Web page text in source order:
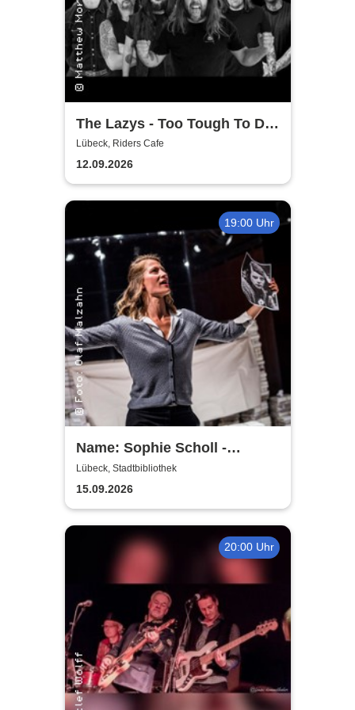
The Lazys - Too Tough To Die
Tour 2026
Lübeck, Riders Cafe
12.09.2026
19:00 Uhr
Name: Sophie Scholl -
Theater Lübeck
Lübeck, Stadtbibliothek
15.09.2026
20:00 Uhr